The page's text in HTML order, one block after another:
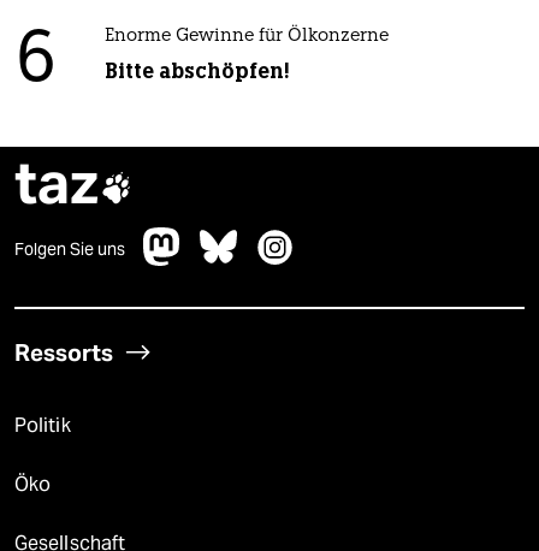
6 Enorme Gewinne für Ölkonzerne
Bitte abschöpfen!
taz
Folgen Sie uns
Ressorts
Politik
Öko
Gesellschaft